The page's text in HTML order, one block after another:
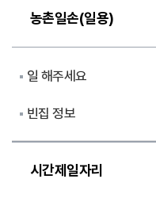
농촌일손(일용)
일 해주세요
빈집 정보
시간제일자리